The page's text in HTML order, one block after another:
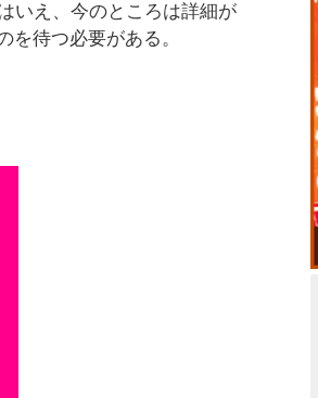
いえ、今のところは詳細が
待つ必要がある。